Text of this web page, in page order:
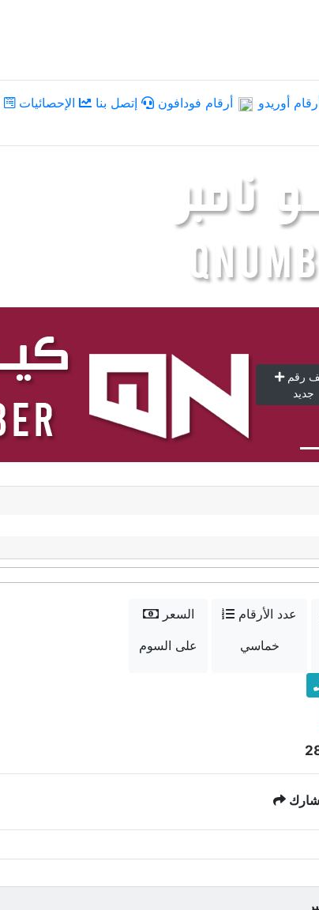
أوريدو أرقام فودافون إتصل بنا الإحصائيات
أضف رقم
جديد
السعر
على السوم
عدد الأرقام
خماسي